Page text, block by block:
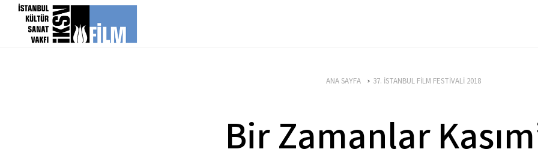
icerigi atla
ANA SAYFA 37. İSTANBUL FİLM FESTİVALİ 2018
Bir Zamanlar